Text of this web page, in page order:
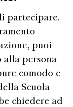
partecipare.
puoi
alla persona
comodo e
Scuola
chiedere ad